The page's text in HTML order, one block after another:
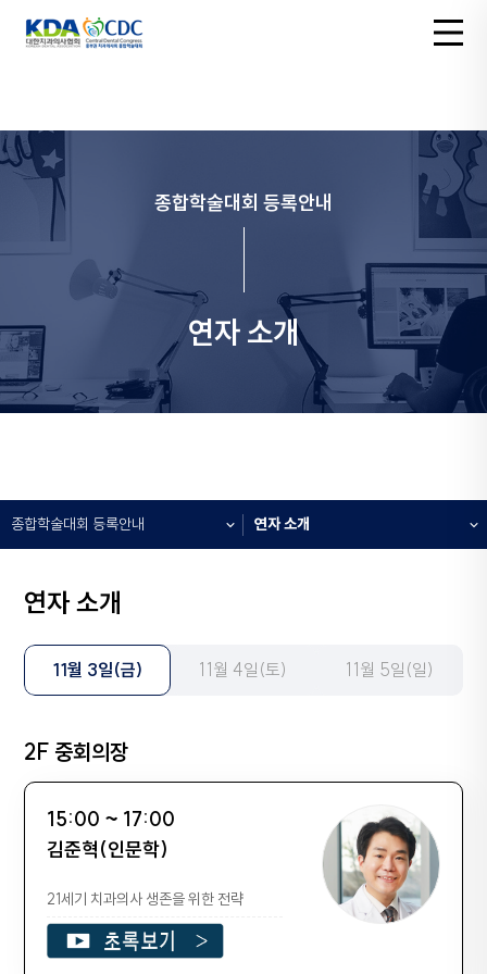
종합학술대회 등록안내
연자 소개
종합학술대회 등록안내 연자 소개
연자 소개
11월 3일(금) 11월 4일(토) 11월 5일(일)
2F 중회의장
15:00 ~ 17:00
김준혁(인문학)
21세기 치과의사 생존을 위한 전략